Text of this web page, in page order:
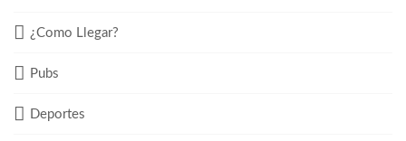
¿Como Llegar?
Pubs
Deportes